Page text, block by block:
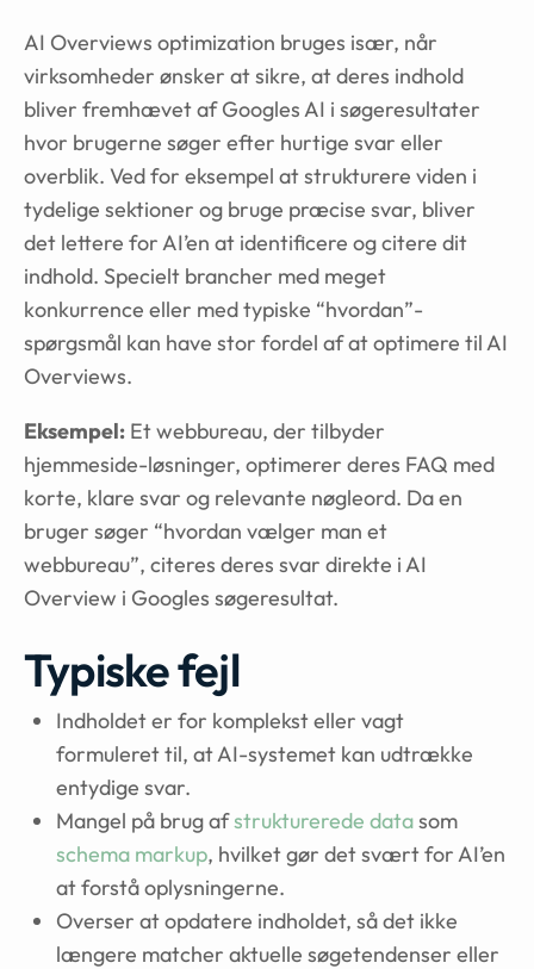
AI Overviews optimization bruges især, når
virksomheder ønsker at sikre, at deres indhold
bliver fremhævet af Googles AI i søgeresultater
hvor brugerne søger efter hurtige svar eller
overblik. Ved for eksempel at strukturere viden i
tydelige sektioner og bruge præcise svar, bliver
det lettere for AI’en at identificere og citere dit
indhold. Specielt brancher med meget
konkurrence eller med typiske “hvordan”-
spørgsmål kan have stor fordel af at optimere til AI
Overviews.
Eksempel: Et webbureau, der tilbyder
hjemmeside-løsninger, optimerer deres FAQ med
korte, klare svar og relevante nøgleord. Da en
bruger søger “hvordan vælger man et
webbureau”, citeres deres svar direkte i AI
Overview i Googles søgeresultat.
Typiske fejl
Indholdet er for komplekst eller vagt
formuleret til, at AI-systemet kan udtrække
entydige svar.
Mangel på brug afstrukturerede datasom
schema markup, hvilket gør det svært for AI’en
at forstå oplysningerne.
Overser at opdatere indholdet, så det ikke
længere matcher aktuelle søgetendenser eller